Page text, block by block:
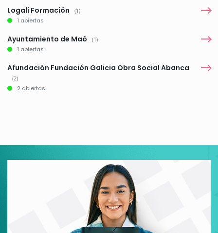
Logali Formación (1)
1 abiertas
Ayuntamiento de Maó (1)
1 abiertas
Afundación Fundación Galicia Obra Social Abanca
(2)
2 abiertas